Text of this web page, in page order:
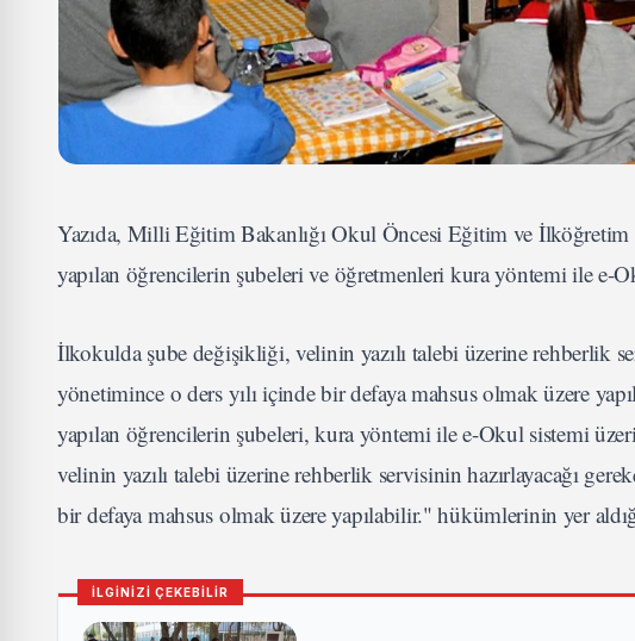
Yazıda, Milli Eğitim Bakanlığı Okul Öncesi Eğitim ve
yapılan öğrencilerin şubeleri ve öğretmenleri kura yöntemi ile e-
İlkokulda şube değişikliği, velinin yazılı talebi üzerine rehberlik
yönetimince o ders yılı içinde bir defaya mahsus olmak üzere
yapılan öğrencilerin şubeleri, kura yöntemi ile e-Okul sistemi
velinin yazılı talebi üzerine rehberlik servisinin hazırlayacağı
bir defaya mahsus olmak üzere yapılabilir." hükümlerinin yer
İLGİNİZİ ÇEKEBİLİR